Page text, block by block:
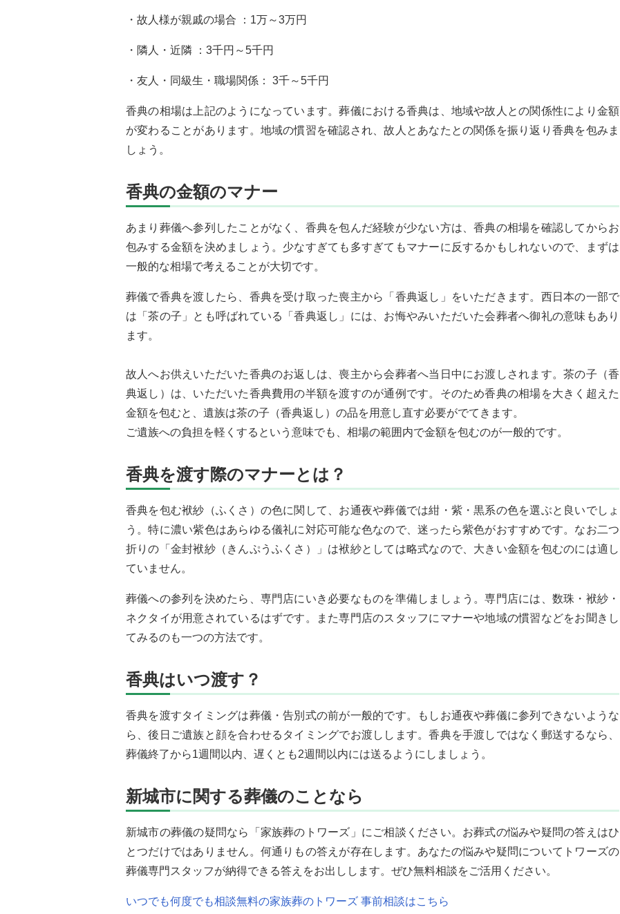
・故人様が親戚の場合 ：1万～3万円
・隣人・近隣 ：3千円～5千円
・友人・同級生・職場関係： 3千～5千円
香典の相場は上記のようになっています。葬儀における香典は、地域や故人との関係性により金額
が変わることがあります。地域の慣習を確認され、故人とあなたとの関係を振り返り香典を包みま
しょう。
香典の金額のマナー
あまり葬儀へ参列したことがなく、香典を包んだ経験が少ない方は、香典の相場を確認してからお
包みする金額を決めましょう。少なすぎても多すぎてもマナーに反するかもしれないので、まずは
一般的な相場で考えることが大切です。
葬儀で香典を渡したら、香典を受け取った喪主から「香典返し」をいただきます。西日本の一部で
は「茶の子」とも呼ばれている「香典返し」には、お悔やみいただいた会葬者へ御礼の意味もあり
ます。
故人へお供えいただいた香典のお返しは、喪主から会葬者へ当日中にお渡しされます。茶の子（香
典返し）は、いただいた香典費用の半額を渡すのが通例です。そのため香典の相場を大きく超えた
金額を包むと、遺族は茶の子（香典返し）の品を用意し直す必要がでてきます。
ご遺族への負担を軽くするという意味でも、相場の範囲内で金額を包むのが一般的です。
香典を渡す際のマナーとは？
香典を包む袱紗（ふくさ）の色に関して、お通夜や葬儀では紺・紫・黒系の色を選ぶと良いでしょ
う。特に濃い紫色はあらゆる儀礼に対応可能な色なので、迷ったら紫色がおすすめです。なお二つ
折りの「金封袱紗（きんぷうふくさ）」は袱紗としては略式なので、大きい金額を包むのには適し
ていません。
葬儀への参列を決めたら、専門店にいき必要なものを準備しましょう。専門店には、数珠・袱紗・
ネクタイが用意されているはずです。また専門店のスタッフにマナーや地域の慣習などをお聞きし
てみるのも一つの方法です。
香典はいつ渡す？
香典を渡すタイミングは葬儀・告別式の前が一般的です。もしお通夜や葬儀に参列できないような
ら、後日ご遺族と顔を合わせるタイミングでお渡しします。香典を手渡しではなく郵送するなら、
葬儀終了から1週間以内、遅くとも2週間以内には送るようにしましょう。
新城市に関する葬儀のことなら
新城市の葬儀の疑問なら「家族葬のトワーズ」にご相談ください。お葬式の悩みや疑問の答えはひ
とつだけではありません。何通りもの答えが存在します。あなたの悩みや疑問についてトワーズの
葬儀専門スタッフが納得できる答えをお出しします。ぜひ無料相談をご活用ください。
いつでも何度でも相談無料の家族葬のトワーズ 事前相談はこちら